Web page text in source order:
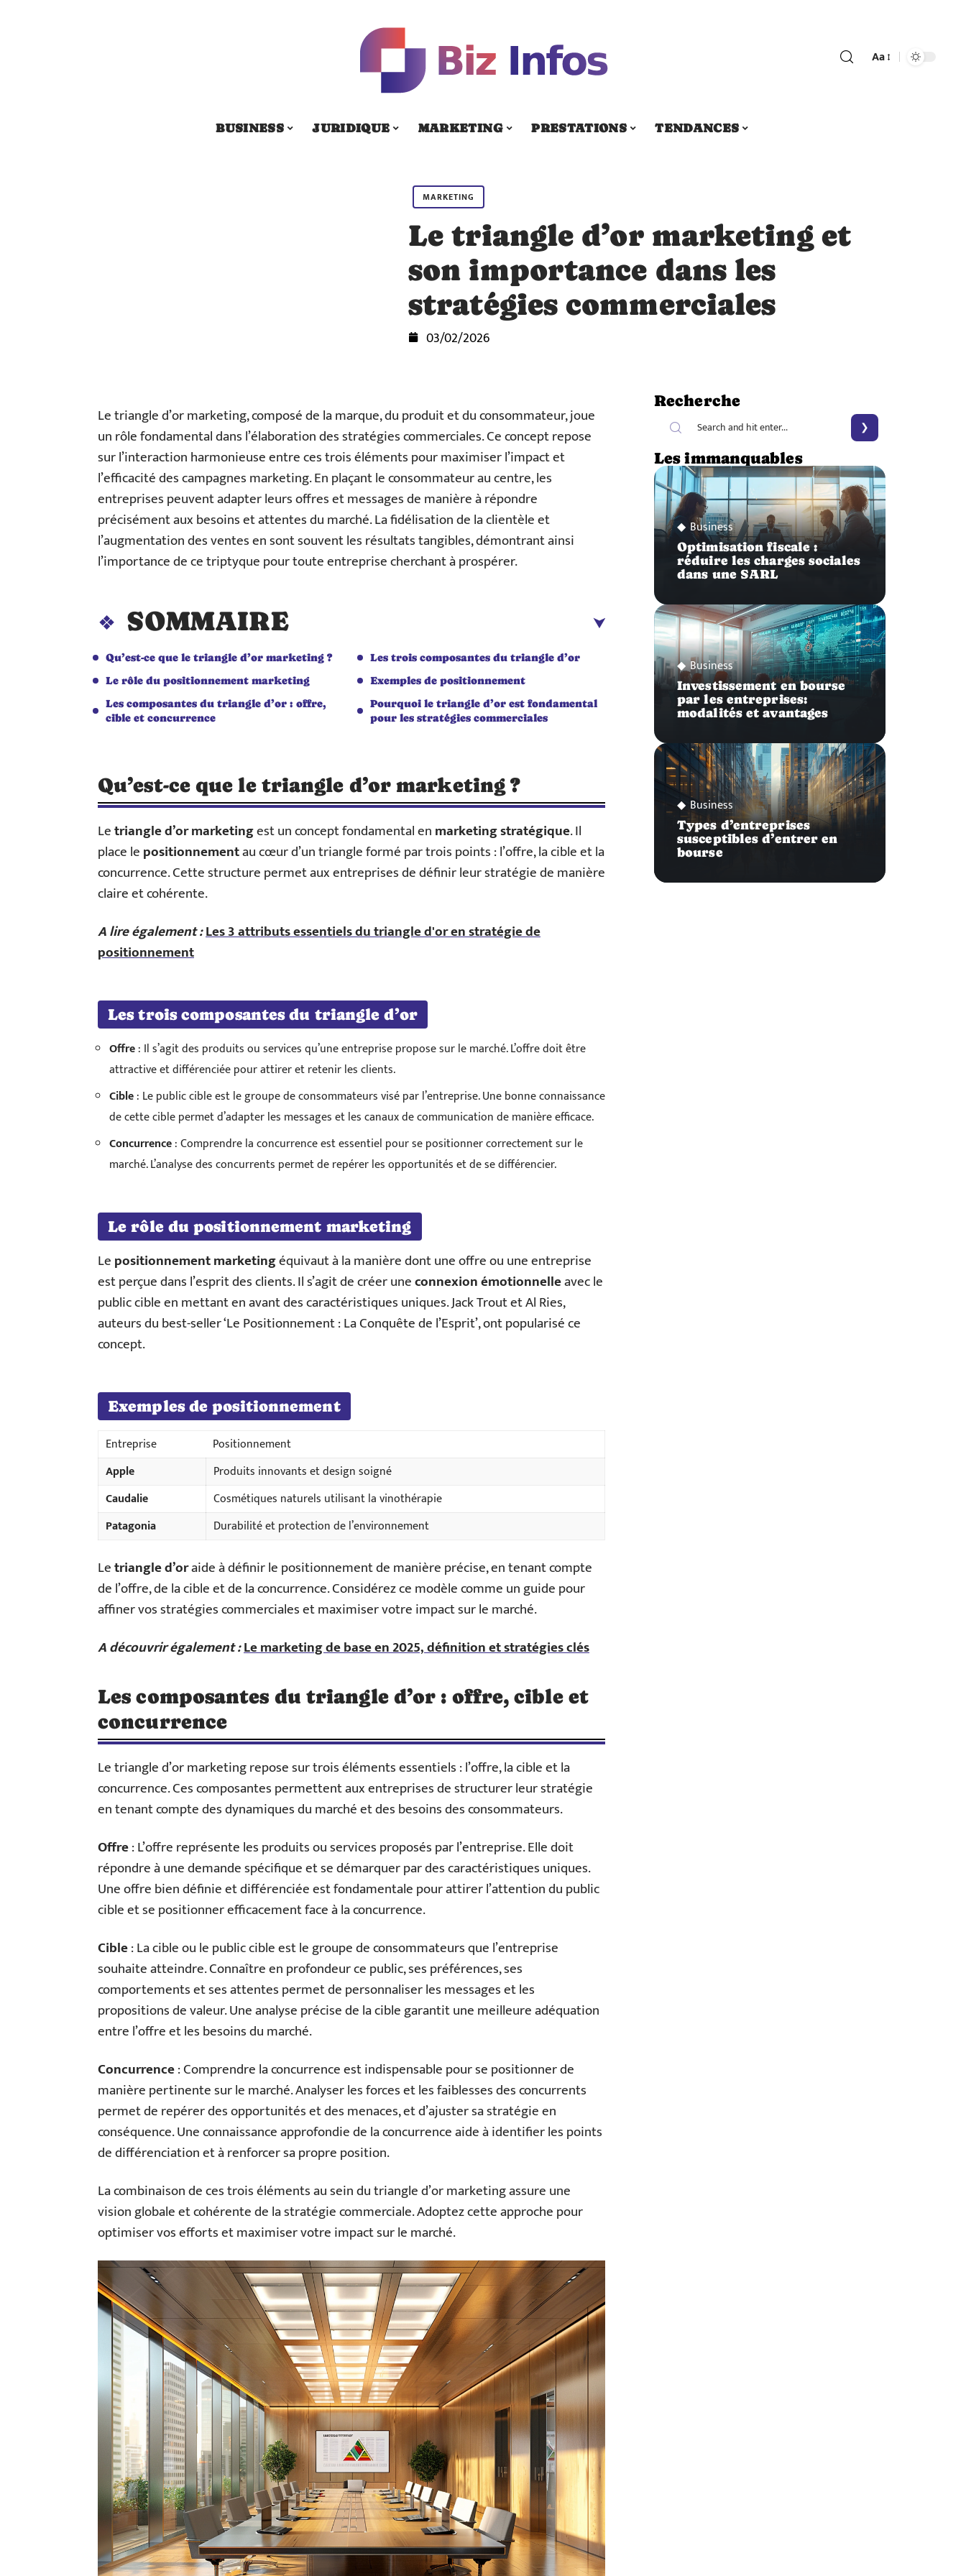
Aa
BUSINESS JURIDIQUE MARKETING PRESTATIONS TENDANCES
MARKETING
Le triangle d’or marketing et
son importance dans les
stratégies commerciales
03/02/2026
Le triangle d’or marketing, composé de la marque, du produit et du consommateur, joue
un rôle fondamental dans l’élaboration des stratégies commerciales. Ce concept repose
sur l’interaction harmonieuse entre ces trois éléments pour maximiser l’impact et
l’efficacité des campagnes marketing. En plaçant le consommateur au centre, les
entreprises peuvent adapter leurs offres et messages de manière à répondre
précisément aux besoins et attentes du marché. La fidélisation de la clientèle et
l’augmentation des ventes en sont souvent les résultats tangibles, démontrant ainsi
l’importance de ce triptyque pour toute entreprise cherchant à prospérer.
SOMMAIRE
Qu’est-ce que le triangle d’or marketing ?
Les trois composantes du triangle d’or
Le rôle du positionnement marketing
Exemples de positionnement
Les composantes du triangle d’or : offre,
cible et concurrence
Pourquoi le triangle d’or est fondamental
pour les stratégies commerciales
Qu’est-ce que le triangle d’or marketing ?
Letriangle d’or marketingest un concept fondamental enmarketing stratégique. Il
place lepositionnementau cœur d’un triangle formé par trois points : l’offre, la cible et la
concurrence. Cette structure permet aux entreprises de définir leur stratégie de manière
claire et cohérente.
A lire également :Les 3 attributs essentiels du triangle d'or en stratégie de
positionnement
Les trois composantes du triangle d’or
Offre: Il s’agit des produits ou services qu’une entreprise propose sur le marché. L’offre doit être
attractive et différenciée pour attirer et retenir les clients.
Cible: Le public cible est le groupe de consommateurs visé par l’entreprise. Une bonne connaissance
de cette cible permet d’adapter les messages et les canaux de communication de manière efficace.
Concurrence: Comprendre la concurrence est essentiel pour se positionner correctement sur le
marché. L’analyse des concurrents permet de repérer les opportunités et de se différencier.
Le rôle du positionnement marketing
Lepositionnement marketingéquivaut à la manière dont une offre ou une entreprise
est perçue dans l’esprit des clients. Il s’agit de créer uneconnexion émotionnelleavec le
public cible en mettant en avant des caractéristiques uniques. Jack Trout et Al Ries,
auteurs du best-seller ‘Le Positionnement : La Conquête de l’Esprit’, ont popularisé ce
concept.
Exemples de positionnement
Entreprise
Positionnement
Apple
Produits innovants et design soigné
Caudalie
Cosmétiques naturels utilisant la vinothérapie
Patagonia
Durabilité et protection de l’environnement
Letriangle d’oraide à définir le positionnement de manière précise, en tenant compte
de l’offre, de la cible et de la concurrence. Considérez ce modèle comme un guide pour
affiner vos stratégies commerciales et maximiser votre impact sur le marché.
A découvrir également :Le marketing de base en 2025, définition et stratégies clés
Les composantes du triangle d’or : offre, cible et
concurrence
Le triangle d’or marketing repose sur trois éléments essentiels : l’offre, la cible et la
concurrence. Ces composantes permettent aux entreprises de structurer leur stratégie
en tenant compte des dynamiques du marché et des besoins des consommateurs.
Offre: L’offre représente les produits ou services proposés par l’entreprise. Elle doit
répondre à une demande spécifique et se démarquer par des caractéristiques uniques.
Une offre bien définie et différenciée est fondamentale pour attirer l’attention du public
cible et se positionner efficacement face à la concurrence.
Cible: La cible ou le public cible est le groupe de consommateurs que l’entreprise
souhaite atteindre. Connaître en profondeur ce public, ses préférences, ses
comportements et ses attentes permet de personnaliser les messages et les
propositions de valeur. Une analyse précise de la cible garantit une meilleure adéquation
entre l’offre et les besoins du marché.
Concurrence: Comprendre la concurrence est indispensable pour se positionner de
manière pertinente sur le marché. Analyser les forces et les faiblesses des concurrents
permet de repérer des opportunités et des menaces, et d’ajuster sa stratégie en
conséquence. Une connaissance approfondie de la concurrence aide à identifier les points
de différenciation et à renforcer sa propre position.
La combinaison de ces trois éléments au sein du triangle d’or marketing assure une
vision globale et cohérente de la stratégie commerciale. Adoptez cette approche pour
optimiser vos efforts et maximiser votre impact sur le marché.
Recherche
Les immanquables
Business
Optimisation fiscale :
réduire les charges sociales
dans une SARL
Business
Investissement en bourse
par les entreprises:
modalités et avantages
Business
Types d’entreprises
susceptibles d’entrer en
bourse